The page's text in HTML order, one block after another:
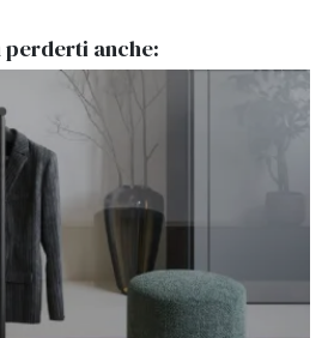
perderti anche: